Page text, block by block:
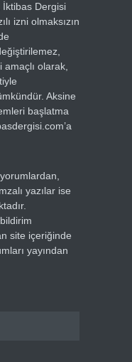
İktibas Dergisi
izni olmaksızın
amaçlı olarak,
Aksine
başlatma
yazılar ise
site içeriğinde
yayından